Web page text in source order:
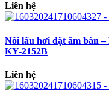
Liên hệ
Nồi lẩu hơi đặt âm bàn
KY-2152B
Liên hệ